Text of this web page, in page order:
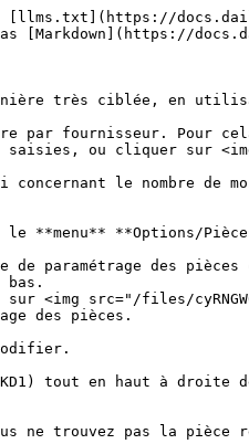
[llms.txt](https://
très ciblée, en
par fournisseur. Pour
ou cliquer sur
le nombre de
**menu** **Options/
des pièces
bas.
<img src="/files/
des pièces.
tout en haut à
ne trouvez pas la pièce